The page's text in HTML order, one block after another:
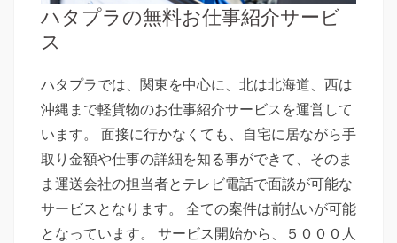
ハタプラの無料お仕事紹介サービ
ス
ハタプラでは、関東を中心に、北は北海道、西は
沖縄まで軽貨物のお仕事紹介サービスを運営して
います。 面接に行かなくても、自宅に居ながら手
取り金額や仕事の詳細を知る事ができて、そのま
ま運送会社の担当者とテレビ電話で面談が可能な
サービスとなります。 全ての案件は前払いが可能
となっています。 サービス開始から、５０００人